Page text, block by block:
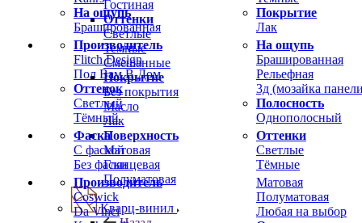
На ощупь
Брашированная
Покрытие
Лак
Производитель
Flitch Design
Пол Вам В Дом
Оттенок
Светлый
Тёмный
На ощупь
Брашированная
Рельефная
3д (мозайка
Полосность
Однополосный
Фаска
С фаской
Без фаски
Оттенки
Светлые
Тёмные
Производитель
Coswick
Da Vinci
Матовая
Полуматовая
Любая на выбор
Гостиная
Оттенки
Светлые
Темные
Смешанные
Покрытие
Без покрытия
Масло
Лак
Поверхность
Матовая
Глянцевая
Полуматовая
Кварц-винил